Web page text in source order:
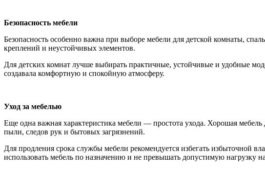
Безопасность мебели
Безопасность особенно важна при выборе мебели для детской комнаты,
креплений и неустойчивых элементов.
Для детских комнат лучше выбирать практичные, устойчивые и удобные
создавала комфортную и спокойную атмосферу.
Уход за мебелью
Еще одна важная характеристика мебели — простота ухода. Хорошая
пыли, следов рук и бытовых загрязнений.
Для продления срока службы мебели рекомендуется избегать избыточной
использовать мебель по назначению и не превышать допустимую нагрузку